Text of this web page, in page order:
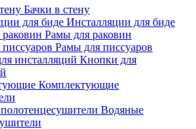
Бачки в стену
Инсталляции для биде
Рамы для раковин
Рамы для писсуаров
Кнопки для
Комплектующие
Водяные